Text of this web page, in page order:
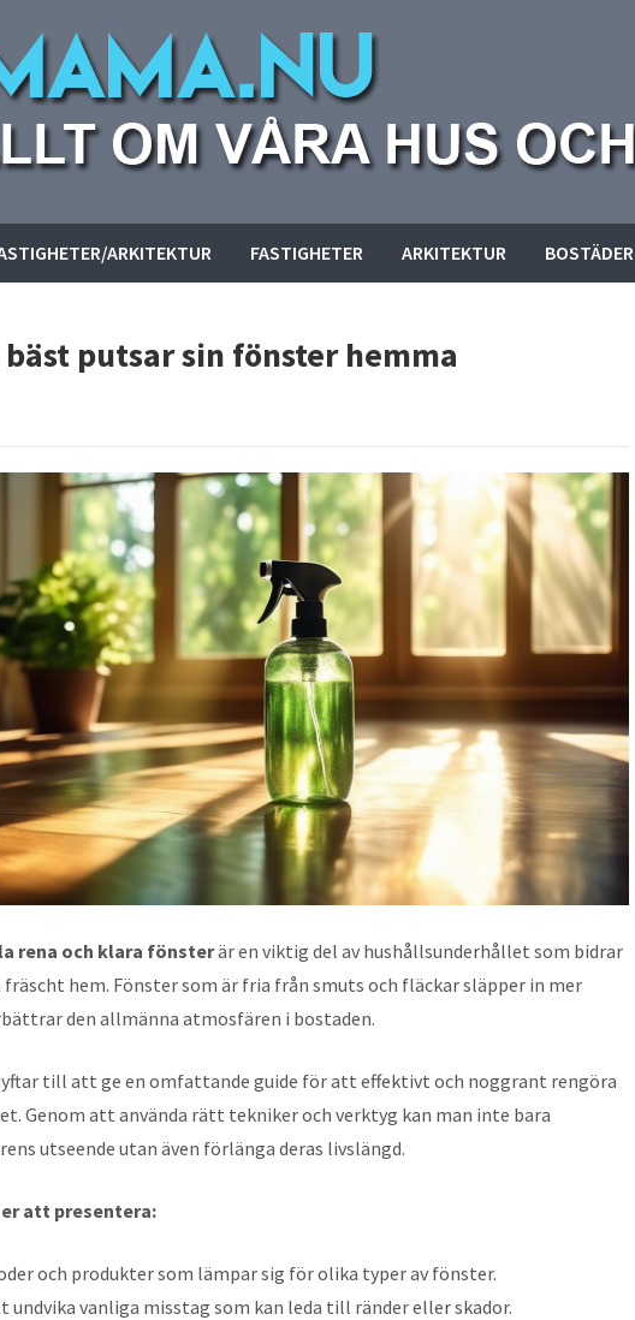
ARKITEKTUR FASTIGHETER ARKITEKTUR BOSTÄDER
putsar sin fönster hemma
rena och klara fönsterär en viktig del av hushållsunderhållet som bidrar
hem. Fönster som är fria från smuts och fläckar släpper in mer
den allmänna atmosfären i bostaden.
till att ge en omfattande guide för att effektivt och noggrant rengöra
Genom att använda rätt tekniker och verktyg kan man inte bara
utseende utan även förlänga deras livslängd.
att presentera:
och produkter som lämpar sig för olika typer av fönster.
undvika vanliga misstag som kan leda till ränder eller skador.